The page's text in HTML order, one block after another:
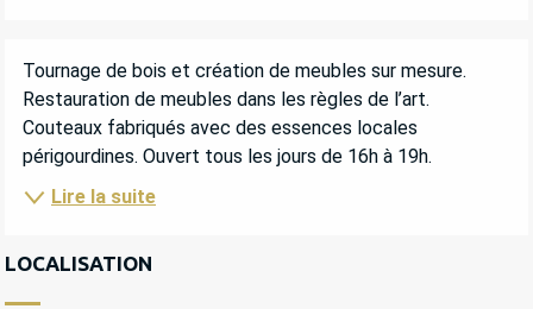
DESCRIPTION
Tournage de bois et création de meubles sur mesure.
Restauration de meubles dans les règles de l’art.
Couteaux fabriqués avec des essences locales
périgourdines. Ouvert tous les jours de 16h à 19h.
Lire la suite
LOCALISATION